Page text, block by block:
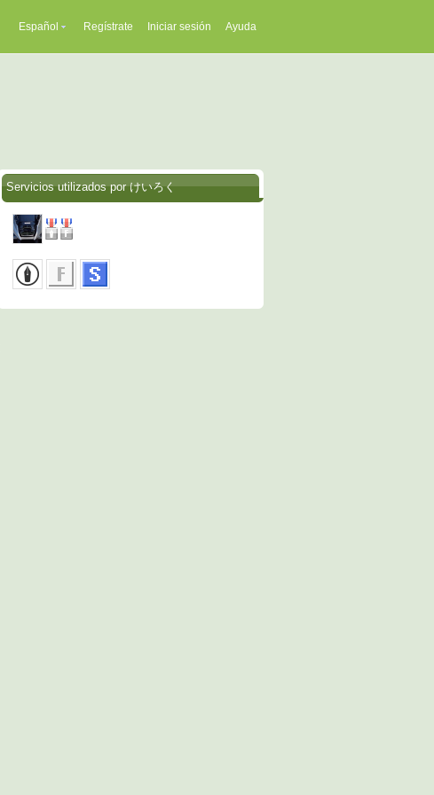
Español Regístrate Iniciar sesión Ayuda
Servicios utilizados por けいろく